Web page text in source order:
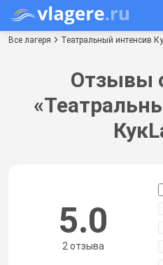
Все лагеря Театральный интенсив
Отзывы
5.0
2 отзыва